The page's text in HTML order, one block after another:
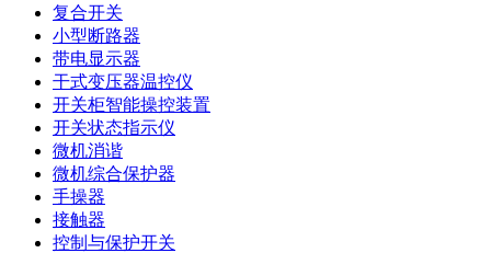
复合开关
小型断路器
带电显示器
干式变压器温控仪
开关柜智能操控装置
开关状态指示仪
微机消谐
微机综合保护器
手操器
接触器
控制与保护开关